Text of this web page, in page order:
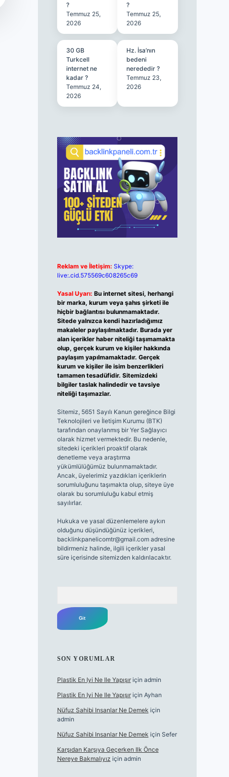
?
Temmuz 25,
2026
?
Temmuz 25,
2026
30 GB
Turkcell
internet ne
kadar ?
Temmuz 24,
2026
Hz. İsa’nın
bedeni
nerededir ?
Temmuz 23,
2026
Reklam ve İletişim: Skype:
live:.cid.575569c608265c69
Yasal Uyarı: Bu internet sitesi, herhangi
bir marka, kurum veya şahıs şirketi ile
hiçbir bağlantısı bulunmamaktadır.
Sitede yalnızca kendi hazırladığımız
makaleler paylaşılmaktadır. Burada yer
alan içerikler haber niteliği taşımamakta
olup, gerçek kurum ve kişiler hakkında
paylaşım yapılmamaktadır. Gerçek
kurum ve kişiler ile isim benzerlikleri
tamamen tesadüfidir. Sitemizdeki
bilgiler taslak halindedir ve tavsiye
niteliği taşımazlar.
Sitemiz, 5651 Sayılı Kanun gereğince Bilgi
Teknolojileri ve İletişim Kurumu (BTK)
tarafından onaylanmış bir Yer Sağlayıcı
olarak hizmet vermektedir. Bu nedenle,
sitedeki içerikleri proaktif olarak
denetleme veya araştırma
yükümlülüğümüz bulunmamaktadır.
Ancak, üyelerimiz yazdıkları içeriklerin
sorumluluğunu taşımakta olup, siteye üye
olarak bu sorumluluğu kabul etmiş
sayılırlar.
Hukuka ve yasal düzenlemelere aykırı
olduğunu düşündüğünüz içerikleri,
backlinkpanelicomtr@gmail.comadresine
bildirmeniz halinde, ilgili içerikler yasal
süre içerisinde sitemizden kaldırılacaktır.
SON YORUMLAR
Plastik En Iyi Ne Ile Yapışıriçin admin
Plastik En Iyi Ne Ile Yapışıriçin Ayhan
Nüfuz Sahibi Insanlar Ne Demek için
admin
Nüfuz Sahibi Insanlar Ne Demek için Sefer
Karşıdan Karşıya Geçerken Ilk Önce
Nereye Bakmalıyız için admin